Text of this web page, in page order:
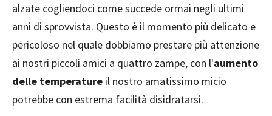
alzate cogliendoci come succede ormai negli ultimi
anni di sprovvista. Questo è il momento più delicato e
pericoloso nel quale dobbiamo prestare più attenzione
ai nostri piccoli amici a quattro zampe, con l'aumento
delle temperature il nostro amatissimo micio
potrebbe con estrema facilità disidratarsi.